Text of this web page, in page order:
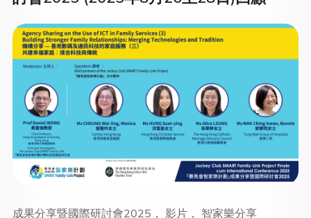
成果分享暨國際研討會2025， 影片， 智家樂分享